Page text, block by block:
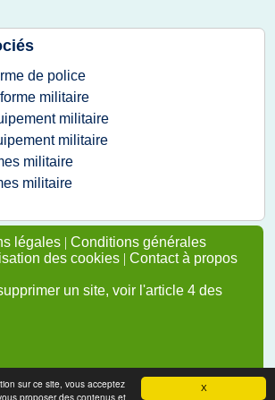
X
sur ce site, vous acceptez
proposer des contenus et
de police
militaire
militaire
militaire
militaire
militaire
légales | Conditions générales
des cookies | Contact à propos
un site, voir l'article 4 des